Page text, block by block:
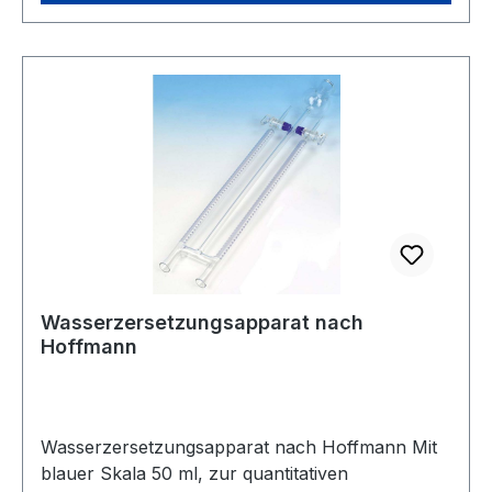
Wasserzersetzungsapparat nach
Hoffmann
Wasserzersetzungsapparat nach Hoffmann Mit
blauer Skala 50 ml, zur quantitativen